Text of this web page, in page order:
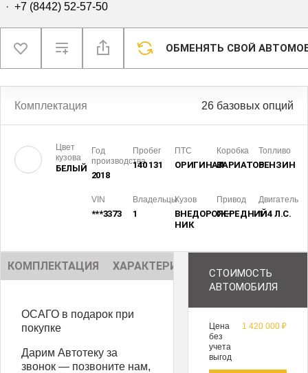
· +7 (8442) 52-57-50
ОБМЕНЯТЬ СВОЙ
Комплектация 26 базовых опций
Цвет
кузова
БЕЛЫЙ
Год
производства
2018
Пробег
140 131
ПТС
ОРИГИНАЛ
Коробка
ВАРИАТОР
Топливо
БЕНЗИН
VIN
***3373
Владельцы
1
Кузов
ВНЕДОРОЖ­
НИК
Привод
ПЕРЕДНИЙ
Двигатель
114 Л.С.
КОМПЛЕКТАЦИЯ ХАРАКТЕРИСТИКИ ОПИСАНИЕ
ОСАГО в подарок при
покупке
Дарим Автотеку за
звонок — позвоните нам,
СТОИМОСТЬ
АВТОМОБИЛЯ
Цена
без
учета
выгод
1 420 000 ₽